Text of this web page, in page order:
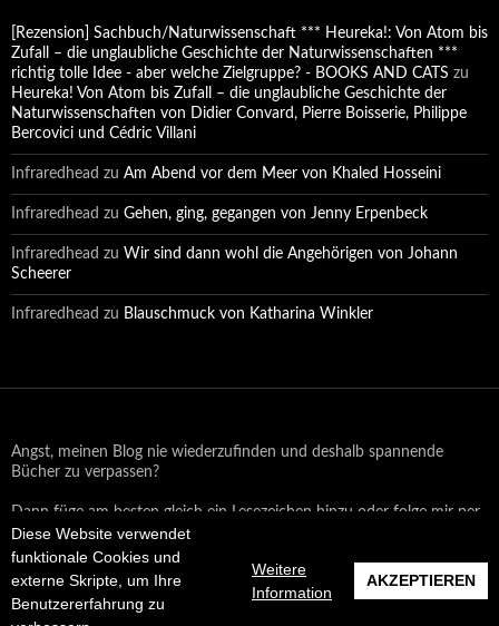
Diese Website verwendet
funktionale Cookies und
externe Skripte, um Ihre
Benutzererfahrung zu
Weitere
Information
AKZEPTIEREN
[Rezension] Sachbuch/Naturwissenschaft *** Heureka!: Von Atom bis
Zufall – die unglaubliche Geschichte der Naturwissenschaften ***
richtig tolle Idee - aber welche Zielgruppe? - BOOKS AND CATS zu
Heureka! Von Atom bis Zufall – die unglaubliche Geschichte der
Naturwissenschaften von Didier Convard, Pierre Boisserie, Philippe
Bercovici und Cédric Villani
Infraredhead zu Am Abend vor dem Meer von Khaled Hosseini
Infraredhead zu Gehen, ging, gegangen von Jenny Erpenbeck
Infraredhead zu Wir sind dann wohl die Angehörigen von Johann
Scheerer
Infraredhead zu Blauschmuck von Katharina Winkler
Angst, meinen Blog nie wiederzufinden und deshalb spannende
Bücher zu verpassen?
Dann füge am besten gleich ein Lesezeichen hinzu oder folge mir per
Email oder auf Facebook!